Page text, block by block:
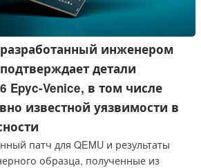
разработанный инженером
детали
Epyc-Venice, в том числе
известной уязвимости в
патч для QEMU и результаты
образца, полученные из